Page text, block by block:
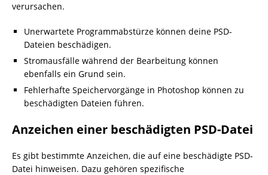
verursachen.
Unerwartete Programmabstürze können deine PSD-
Dateien beschädigen.
Stromausfälle während der Bearbeitung können
ebenfalls ein Grund sein.
Fehlerhafte Speichervorgänge in Photoshop können zu
beschädigten Dateien führen.
Anzeichen einer beschädigten PSD-Datei
Es gibt bestimmte Anzeichen, die auf eine beschädigte PSD-
Datei hinweisen. Dazu gehören spezifische